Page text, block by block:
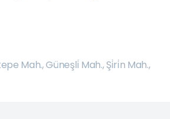
Mah.,Güneşli̇ Mah.,Şi̇ri̇n Mah.,